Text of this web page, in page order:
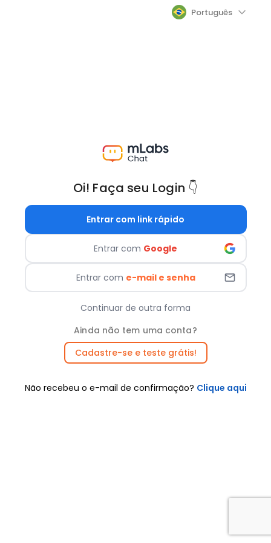
Oi! Faça seu Login 👇
Entrar com link rápido
Entrar com Google
Entrar com e-mail e senha
Continuar de outra forma
Ainda não tem uma conta?
Cadastre-se e teste grátis!
Não recebeu o e-mail de confirmação? Clique aqui